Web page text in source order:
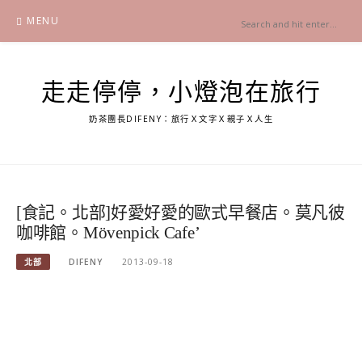
content
MENU
走走停停，小燈泡在旅行
奶茶團長DIFENY：旅行Ｘ文字Ｘ親子Ｘ人生
[食記。北部]好愛好愛的歐式早餐店。莫凡彼
咖啡館。Mövenpick Cafe’
北部 DIFENY 2013-09-18